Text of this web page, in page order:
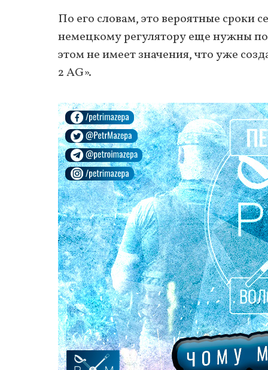
По его словам, это вероятные сроки
немецкому регулятору еще нужны
этом не имеет значения, что уже
2 AG».